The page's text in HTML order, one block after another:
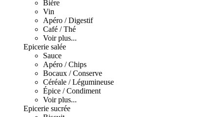
Bière
Vin
Apéro / Digestif
Café / Thé
Voir plus...
Epicerie salée
Sauce
Apéro / Chips
Bocaux / Conserve
Céréale / Légumineuse
Épice / Condiment
Voir plus...
Epicerie sucrée